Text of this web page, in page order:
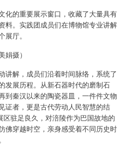
化的重要展示窗口，收藏了大量具有
料。实践团成员们在博物馆专业讲解
厅。
摄）
讲解，成员们沿着时间脉络，系统了
发展历程。从新石器时代的磨制石
到秦汉以来的陶瓷器皿，一件件文物
证者，更是古代劳动人民智慧的结
区驻足良久，对涪陵作为巴国故地的
佛穿越时空，亲身感受着不同历史时